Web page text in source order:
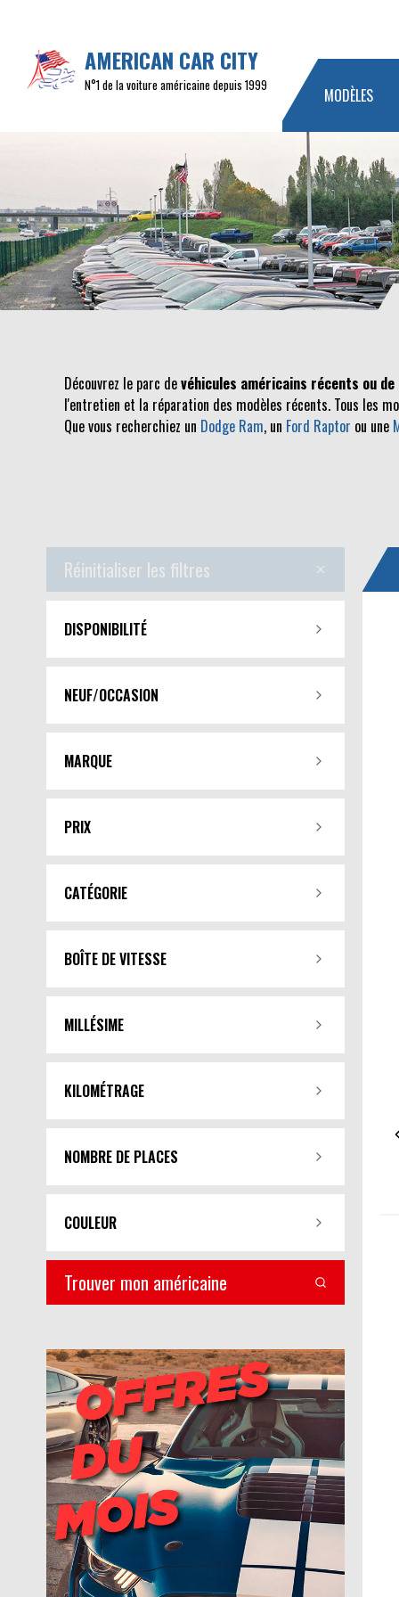
AMERICAN CAR CITY
N°1 de la voiture américaine depuis 1999 MODÈLES
Découvrez le parc devéhicules américains récents ou
l'entretien et la réparation des modèles récents. Tous les
Que vous recherchiez un Dodge Ram, un Ford Raptor ou une
Réinitialiser les filtres
DISPONIBILITÉ
NEUF/OCCASION
MARQUE
PRIX
CATÉGORIE
BOÎTE DE VITESSE
MILLÉSIME
KILOMÉTRAGE
NOMBRE DE PLACES
COULEUR
Trouver mon américaine